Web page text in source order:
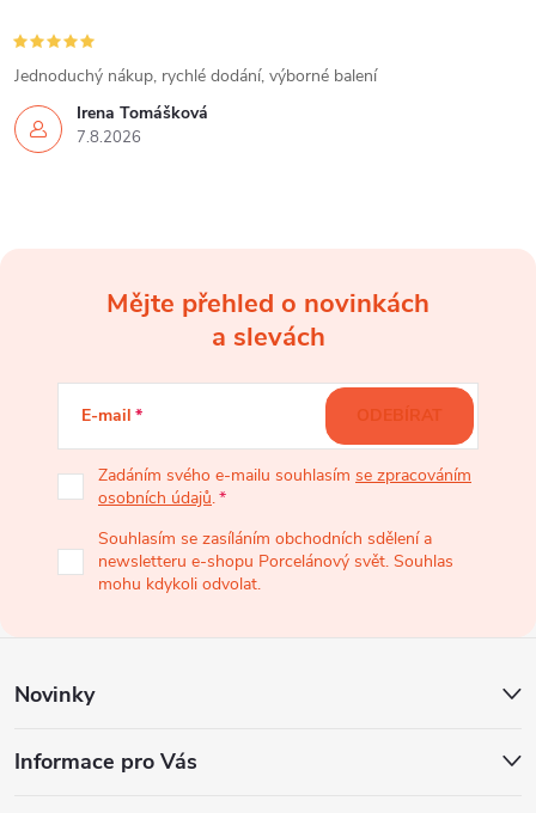
Irena Tomášková
7.8.2026
Jednoduchý nákup, rychlé dodání, výborné balení
í
Mějte přehled o novinkách
a slevách
E-mail
Zadáním svého e-mailu souhlasím se zpracováním
osobních údajů.
Souhlasím se zasíláním obchodních sdělení a
newsletteru e-shopu Porcelánový svět. Souhlas
mohu kdykoli odvolat.
ODEBÍRAT
Novinky
Informace pro Vás